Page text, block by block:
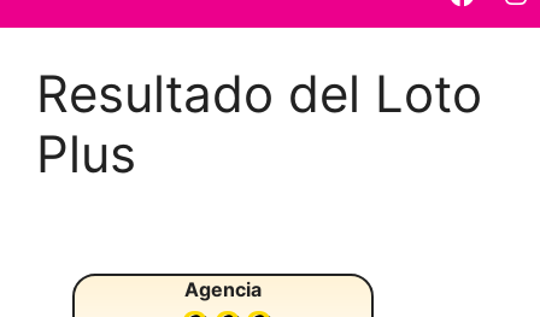
Resultado del Loto
Plus
Agencia